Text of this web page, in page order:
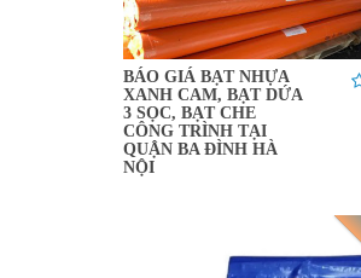
BÁO GIÁ BẠT NHỰA
XANH CAM, BẠT DỨA
3 SỌC, BẠT CHE
CÔNG TRÌNH TẠI
QUẬN BA ĐÌNH HÀ
NỘI